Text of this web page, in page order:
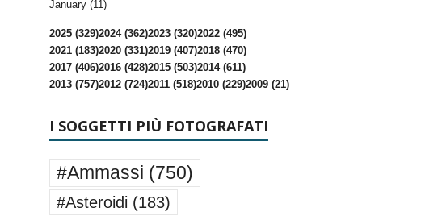
January (11)
2025 (329)2024 (362)2023 (320)2022 (495)
2021 (183)2020 (331)2019 (407)2018 (470)
2017 (406)2016 (428)2015 (503)2014 (611)
2013 (757)2012 (724)2011 (518)2010 (229)2009 (21)
I SOGGETTI PIÙ FOTOGRAFATI
#Ammassi (750)
#Asteroidi (183)